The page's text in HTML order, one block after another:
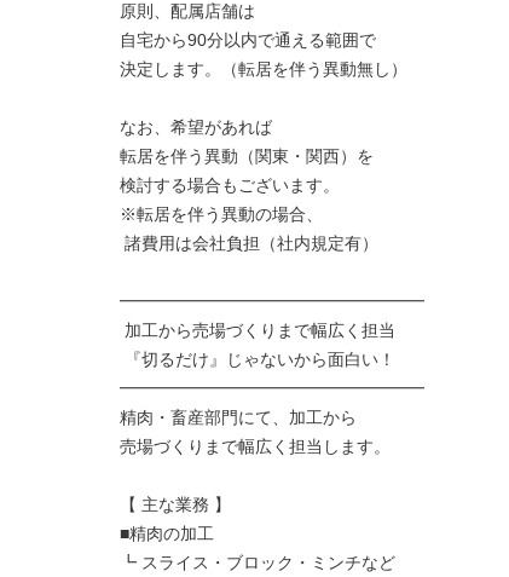
原則、配属店舗は
自宅から90分以内で通える範囲で
決定します。（転居を伴う異動無し）
なお、希望があれば
転居を伴う異動（関東・関西）を
検討する場合もございます。
※転居を伴う異動の場合、
━━━━━━━━━━━━━━━━━━
━━━━━━━━━━━━━━━━━━
精肉・畜産部門にて、加工から
売場づくりまで幅広く担当します。
【 主な業務 】
■精肉の加工
┗ スライス・ブロック・ミンチなど